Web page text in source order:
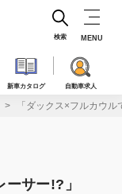
新車カタログ 自動車求人
検索 MENU
「ダックス×フルカウ
ーサー!?」